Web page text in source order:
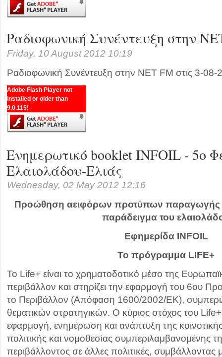
Ραδιοφωνική Συνέντευξη στην
Friday, 10 August 2012 10:19
Ραδιοφωνική Συνέντευξη στην ΝΕΤ FM στις 3-08-
Adobe Flash Player not
installed or older than
9.0.115!
Ενημερωτικό booklet INFOIL - 5ο
Ελαιολάδου-Ελιάς
Wednesday, 02 May 2012 12:16
Προώθηση αειφόρων προτύπων παραγωγής
παράδειγμα του
Εφημερίδα INFOIL
Το πρόγραμμα LIFE+
Το Life+ είναι το χρηματοδοτικό μέσο της
περιβάλλον και στηρίζει την εφαρμογή του 6ου
το Περιβάλλον (Απόφαση 1600/2002/ΕΚ),
θεματικών στρατηγικών. Ο κύριος στόχος του Life+
εφαρμογή, ενημέρωση και ανάπτυξη της
πολιτικής και νομοθεσίας συμπεριλαμβανομένης
περιβάλλοντος σε άλλες πολιτικές,